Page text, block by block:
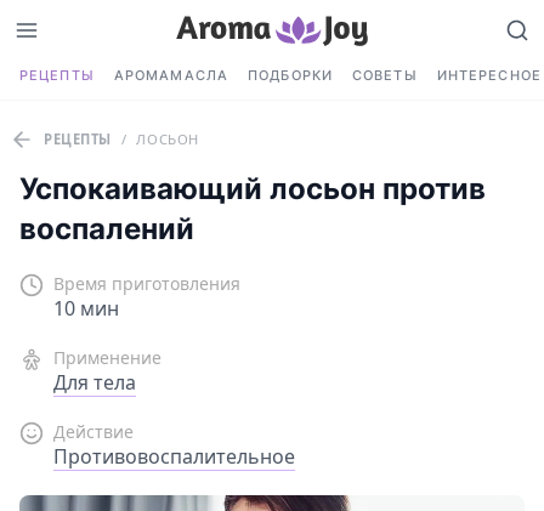
РЕЦЕПТЫ АРОМАМАСЛА ПОДБОРКИ СОВЕТЫ ИНТЕРЕСНОЕ
РЕЦЕПТЫ / ЛОСЬОН
Успокаивающий лосьон против
воспалений
Время приготовления
10 мин
Применение
Для тела
Действие
Противовоспалительное